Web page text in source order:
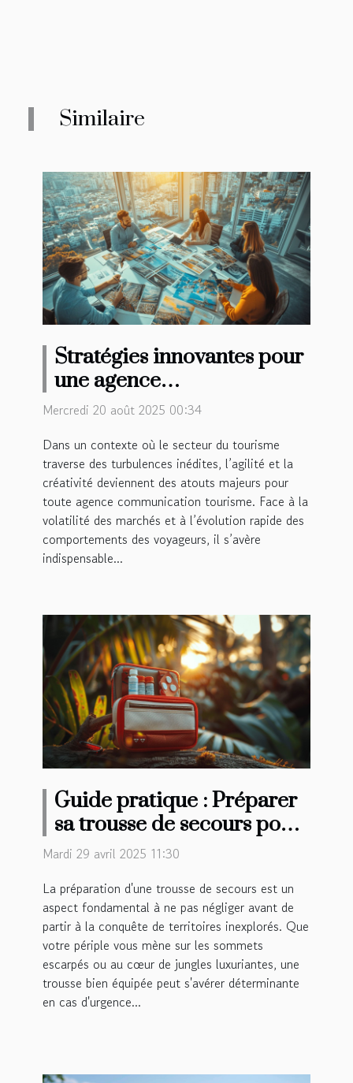
Similaire
Stratégies innovantes pour
une agence
communication tourisme
Mercredi 20 août 2025 00:34
Dans un contexte où le secteur du tourisme
traverse des turbulences inédites, l’agilité et la
créativité deviennent des atouts majeurs pour
toute agence communication tourisme. Face à la
volatilité des marchés et à l’évolution rapide des
comportements des voyageurs, il s’avère
indispensable...
Guide pratique : Préparer
sa trousse de secours pour
des aventures lointaines
Mardi 29 avril 2025 11:30
La préparation d'une trousse de secours est un
aspect fondamental à ne pas négliger avant de
partir à la conquête de territoires inexplorés. Que
votre périple vous mène sur les sommets
escarpés ou au cœur de jungles luxuriantes, une
trousse bien équipée peut s'avérer déterminante
en cas d'urgence...